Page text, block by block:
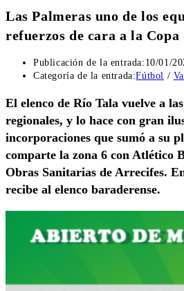
Las Palmeras uno de los
refuerzos de cara a la Copa
Publicación de la entrada: 10/01/
Categoría de la entrada:Fútbol /
El elenco de Río Tala vuelve a
regionales, y lo hace con gran
incorporaciones que sumó a su
comparte la zona 6 con Atlético
Obras Sanitarias de Arrecifes.
recibe al elenco baraderense.